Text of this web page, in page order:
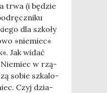
trwa (i będzie
dla szko­ły
»nie­miec«
Jak widać
w rzą­
sobie szka­lo­
Czyj dzia­